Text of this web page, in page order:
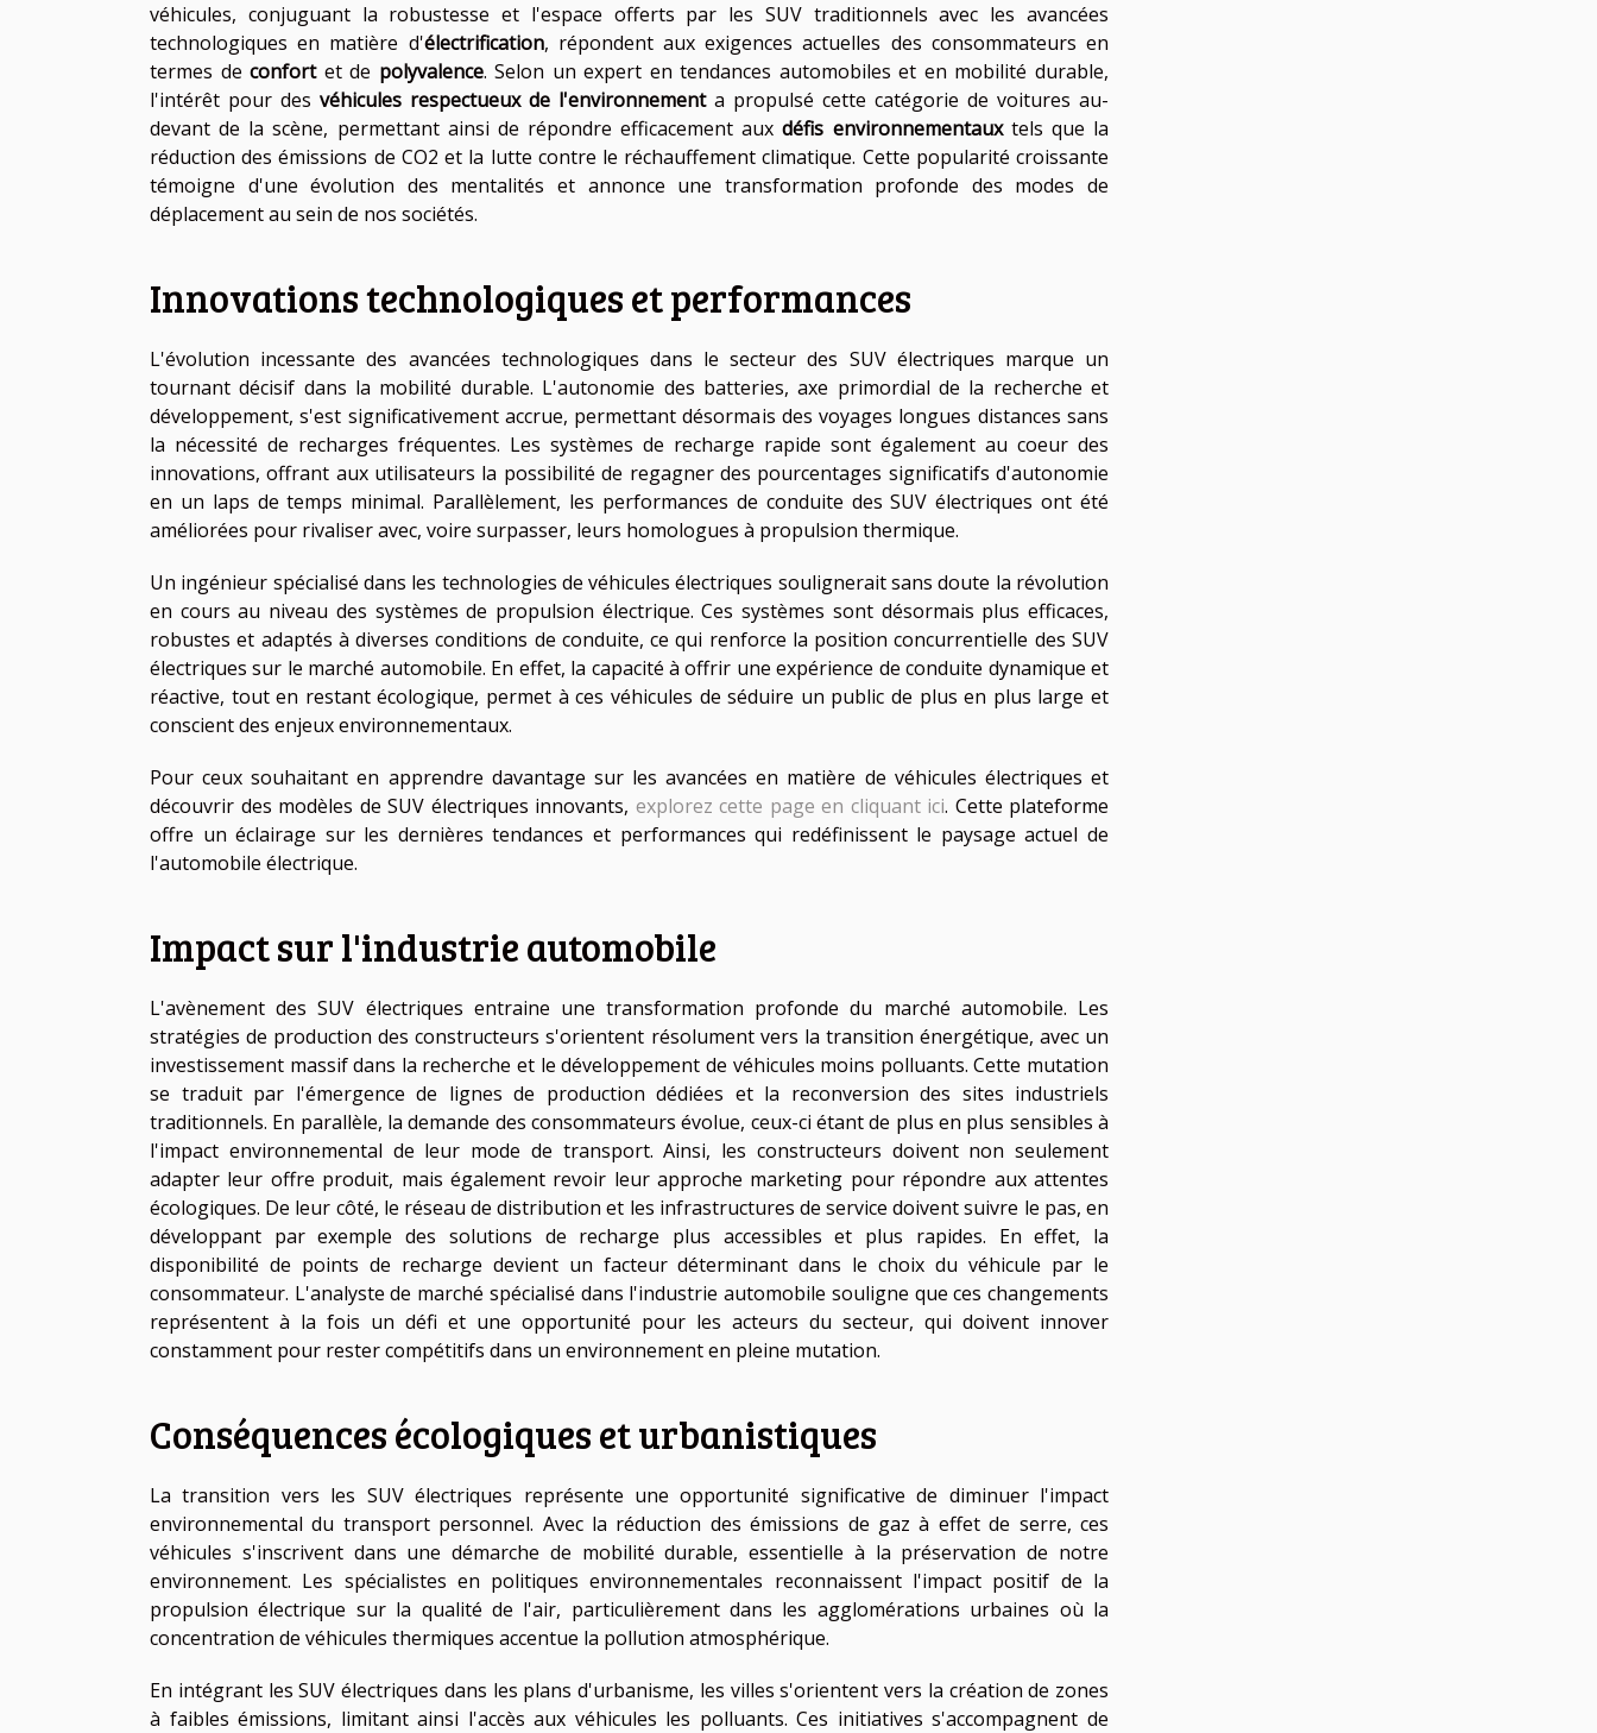
véhicules, conjuguant la robustesse et l'espace offerts par les SUV traditionnels avec les avancées
technologiques en matière d'électrification, répondent aux exigences actuelles des consommateurs en
termes deconfortet de polyvalence. Selon un expert en tendances automobiles et en mobilité durable,
l'intérêt pour des véhicules respectueux de l'environnementa propulsé cette catégorie de voitures au-
devant de la scène, permettant ainsi de répondre efficacement auxdéfis environnementauxtels que la
réduction des émissions de CO2 et la lutte contre le réchauffement climatique. Cette popularité croissante
témoigne d'une évolution des mentalités et annonce une transformation profonde des modes de
déplacement au sein de nos sociétés.
Innovations technologiques et performances
L'évolution incessante des avancées technologiques dans le secteur des SUV électriques marque un
tournant décisif dans la mobilité durable. L'autonomie des batteries, axe primordial de la recherche et
développement, s'est significativement accrue, permettant désormais des voyages longues distances sans
la nécessité de recharges fréquentes. Les systèmes de recharge rapide sont également au coeur des
innovations, offrant aux utilisateurs la possibilité de regagner des pourcentages significatifs d'autonomie
en un laps de temps minimal. Parallèlement, les performances de conduite des SUV électriques ont été
améliorées pour rivaliser avec, voire surpasser, leurs homologues à propulsion thermique.
Un ingénieur spécialisé dans les technologies de véhicules électriques soulignerait sans doute la révolution
en cours au niveau des systèmes de propulsion électrique. Ces systèmes sont désormais plus efficaces,
robustes et adaptés à diverses conditions de conduite, ce qui renforce la position concurrentielle des SUV
électriques sur le marché automobile. En effet, la capacité à offrir une expérience de conduite dynamique et
réactive, tout en restant écologique, permet à ces véhicules de séduire un public de plus en plus large et
conscient des enjeux environnementaux.
Pour ceux souhaitant en apprendre davantage sur les avancées en matière de véhicules électriques et
découvrir des modèles de SUV électriques innovants, explorez cette page en cliquant ici. Cette plateforme
offre un éclairage sur les dernières tendances et performances qui redéfinissent le paysage actuel de
l'automobile électrique.
Impact sur l'industrie automobile
L'avènement des SUV électriques entraine une transformation profonde du marché automobile. Les
stratégies de production des constructeurs s'orientent résolument vers la transition énergétique, avec un
investissement massif dans la recherche et le développement de véhicules moins polluants. Cette mutation
se traduit par l'émergence de lignes de production dédiées et la reconversion des sites industriels
traditionnels. En parallèle, la demande des consommateurs évolue, ceux-ci étant de plus en plus sensibles à
l'impact environnemental de leur mode de transport. Ainsi, les constructeurs doivent non seulement
adapter leur offre produit, mais également revoir leur approche marketing pour répondre aux attentes
écologiques. De leur côté, le réseau de distribution et les infrastructures de service doivent suivre le pas, en
développant par exemple des solutions de recharge plus accessibles et plus rapides. En effet, la
disponibilité de points de recharge devient un facteur déterminant dans le choix du véhicule par le
consommateur. L'analyste de marché spécialisé dans l'industrie automobile souligne que ces changements
représentent à la fois un défi et une opportunité pour les acteurs du secteur, qui doivent innover
constamment pour rester compétitifs dans un environnement en pleine mutation.
Conséquences écologiques et urbanistiques
La transition vers les SUV électriques représente une opportunité significative de diminuer l'impact
environnemental du transport personnel. Avec la réduction des émissions de gaz à effet de serre, ces
véhicules s'inscrivent dans une démarche de mobilité durable, essentielle à la préservation de notre
environnement. Les spécialistes en politiques environnementales reconnaissent l'impact positif de la
propulsion électrique sur la qualité de l'air, particulièrement dans les agglomérations urbaines où la
concentration de véhicules thermiques accentue la pollution atmosphérique.
En intégrant les SUV électriques dans les plans d'urbanisme, les villes s'orientent vers la création de zones
à faibles émissions, limitant ainsi l'accès aux véhicules les polluants. Ces initiatives s'accompagnent de